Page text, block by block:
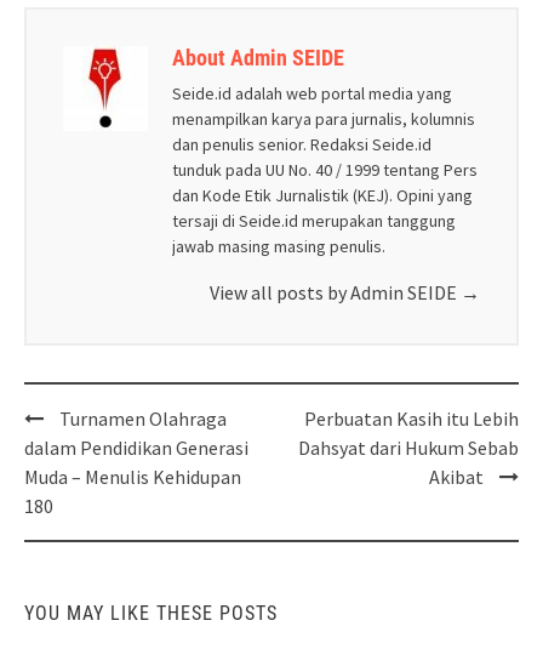
About Admin SEIDE
Seide.id adalah web portal media yang
menampilkan karya para jurnalis, kolumnis
dan penulis senior. Redaksi Seide.id
tunduk pada UU No. 40 / 1999 tentang Pers
dan Kode Etik Jurnalistik (KEJ). Opini yang
tersaji di Seide.id merupakan tanggung
jawab masing masing penulis.
View all posts by Admin SEIDE →
Post
navigation
Turnamen Olahraga
dalam Pendidikan Generasi
Muda – Menulis Kehidupan
180
Perbuatan Kasih itu Lebih
Dahsyat dari Hukum Sebab
Akibat
YOU MAY LIKE THESE POSTS